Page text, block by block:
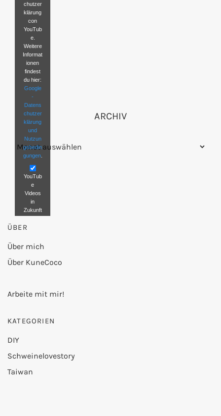
chutzer
klärung
con
YouTub
e.
Weitere
Informat
ionen
findest
du hier:
Google
-
Datens
chutzer
klärung
und
Nutzun
gsbedin
gungen.
YouTub
e
Videos
in
Zukunft
mehr
en.
Video
ARCHIV
Archiv
ÜBER
Über mich
Über KuneCoco
Arbeite mit mir!
KATEGORIEN
DIY
Schweinelovestory
Taiwan